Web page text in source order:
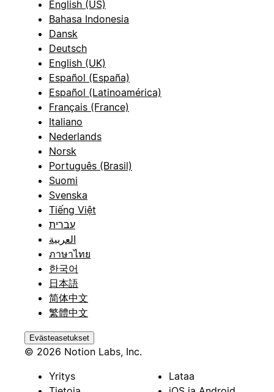
English (US)
Bahasa Indonesia
Dansk
Deutsch
English (UK)
Español (España)
Español (Latinoamérica)
Français (France)
Italiano
Nederlands
Norsk
Português (Brasil)
Suomi
Svenska
Tiếng Việt
עברית
العربية
ภาษาไทย
한국어
日本語
简体中文
繁體中文
Evästeasetukset
© 2026 Notion Labs, Inc.
Yritys
Lataa